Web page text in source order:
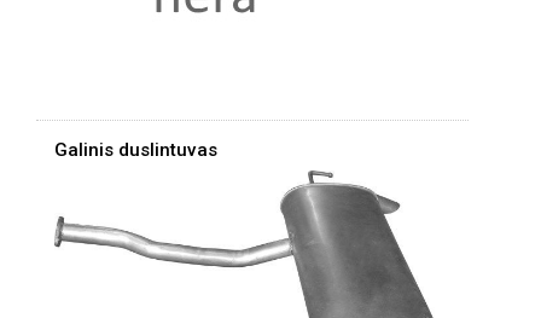
Galinis duslintuvas